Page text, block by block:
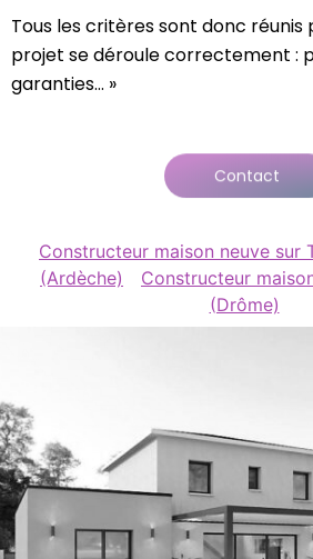
Tous les critères sont donc réunis
projet se déroule correctement :
garanties… »
Contact
Constructeur maison neuve sur
(Ardèche)
Constructeur
(Drôme)